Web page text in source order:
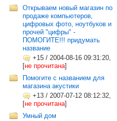
Открываем новый магазин по
продаже компьютеров,
цифровых фото, ноутбуков и
прочей "цифры" -
ПОМОГИТЕ!!! придумать
название
+15 / 2004-08-16 09:31:20,
[не прочитана]
Помогите с названием для
магазина акустики
+13 / 2007-07-12 08:12:32,
[не прочитана]
Умный дом